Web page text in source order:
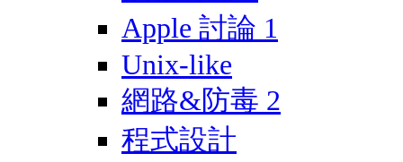
Apple 討論 1
Unix-like
網路&防毒 2
程式設計